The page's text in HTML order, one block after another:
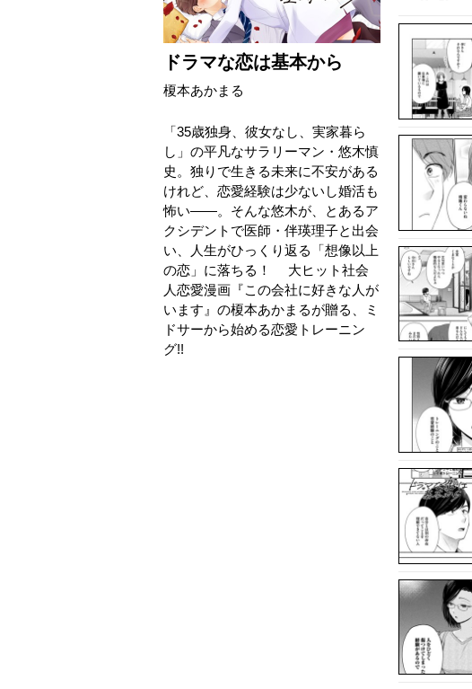
ドラマな恋は基本から
榎本あかまる
「35歳独身、彼女なし、実家暮ら
し」の平凡なサラリーマン・悠木慎
史。独りで生きる未来に不安がある
けれど、恋愛経験は少ないし婚活も
怖い――。そんな悠木が、とあるア
クシデントで医師・伴瑛理子と出会
い、人生がひっくり返る「想像以上
の恋」に落ちる！ 大ヒット社会
人恋愛漫画『この会社に好きな人が
います』の榎本あかまるが贈る、ミ
ドサーから始める恋愛トレーニン
グ!!